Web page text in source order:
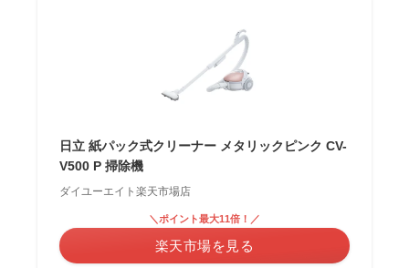
日立 紙パック式クリーナー メタリックピンク CV-
V500 P 掃除機
ダイユーエイト楽天市場店
＼ポイント最大11倍！／
楽天市場を見る